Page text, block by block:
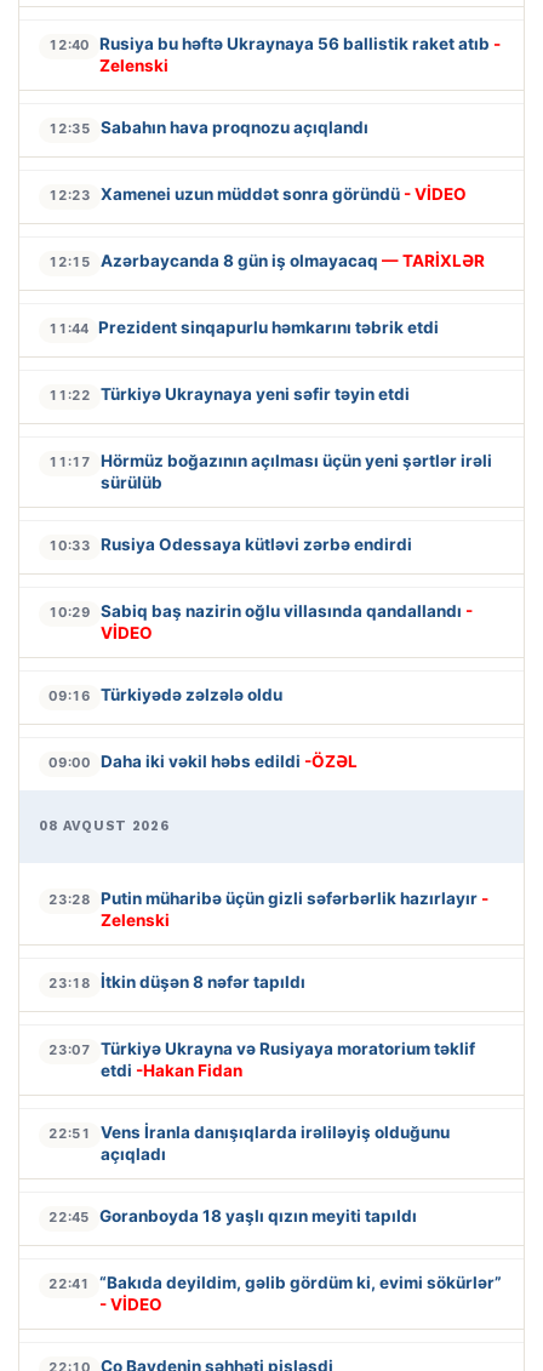
12:40 Rusiya bu həftə Ukraynaya 56 ballistik raket atıb -
Zelenski
12:35 Sabahın hava proqnozu açıqlandı
12:23 Xamenei uzun müddət sonra göründü - VİDEO
12:15 Azərbaycanda 8 gün iş olmayacaq — TARİXLƏR
11:44 Prezident sinqapurlu həmkarını təbrik etdi
11:22 Türkiyə Ukraynaya yeni səfir təyin etdi
11:17
Hörmüz boğazının açılması üçün yeni şərtlər irəli
sürülüb
10:33 Rusiya Odessaya kütləvi zərbə endirdi
10:29 Sabiq baş nazirin oğlu villasında qandallandı -
VİDEO
09:16 Türkiyədə zəlzələ oldu
09:00 Daha iki vəkil həbs edildi -ÖZƏL
08 AVQUST 2026
23:28 Putin müharibə üçün gizli səfərbərlik hazırlayır -
Zelenski
23:18 İtkin düşən 8 nəfər tapıldı
23:07
Türkiyə Ukrayna və Rusiyaya moratorium təklif
etdi -Hakan Fidan
22:51
Vens İranla danışıqlarda irəliləyiş olduğunu
açıqladı
22:45 Goranboyda 18 yaşlı qızın meyiti tapıldı
22:41
“Bakıda deyildim, gəlib gördüm ki, evimi sökürlər”
- VİDEO
22:10 Co Baydenin səhhəti pisləşdi